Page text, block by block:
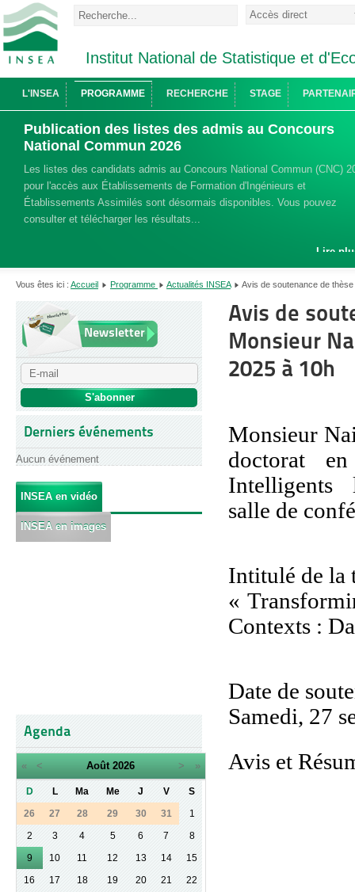
Institut National de Statistique et
L'INSEA PROGRAMME RECHERCHE STAGE
Publication des listes des admis au Concours
National Commun 2026
Les listes des candidats admis au Concours National Commun (CNC)
pour l'accès aux Établissements de Formation d'Ingénieurs et
Établissements Assimilés sont désormais disponibles. Vous pouvez
consulter et télécharger les résultats...
Lire
Vous êtes ici : Accueil Programme Actualités INSEA Avis de soutenance de
Newsletter
Derniers événements
Aucun événement
INSEA en vidéo
INSEA en images
Agenda
« < Août 2026 > »
D L Ma Me J V
S
26
27 28 29 30 31
1
2
3 4 5 6 7
8
9
10 11 12 13 14
15
16
17 18 19 20 21
22
Avis de
Monsieur
2025 à 10h
Monsieur
doctorat
Intelligents
salle de
Intitulé de la
«
Contexts :
Date de
Samedi, 27
Avis et